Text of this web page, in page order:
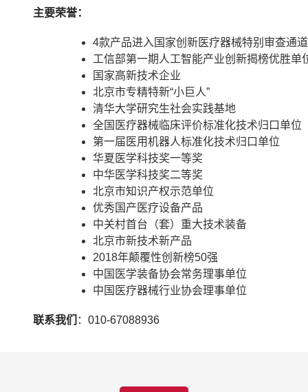
主要荣誉：
4款产品进入国家创新医疗器械特别审查通道
工信部第一期人工智能产业创新揭榜优胜单
国家高新技术企业
北京市专精特新“小巨人”
清华大学研究生社会实践基地
全国医疗器械临床评价标准化技术归口单位
第一届医用机器人标准化技术归口单位
华夏医学科技奖一等奖
中华医学科技奖二等奖
北京市知识产权示范单位
优秀国产医疗设备产品
中关村首台（套）重大技术装备
北京市新技术新产品
2018年颠覆性创新榜50强
中国医学装备协会常务理事单位
中国医疗器械行业协会理事单位
联系我们 ：010-67088936